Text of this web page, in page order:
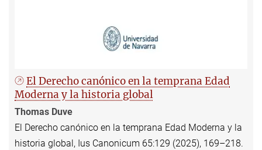
El Derecho canónico en la temprana Edad
Moderna y la historia global
Thomas Duve
El Derecho canónico en la temprana Edad Moderna y la
historia global, Ius Canonicum 65:129 (2025), 169–218.